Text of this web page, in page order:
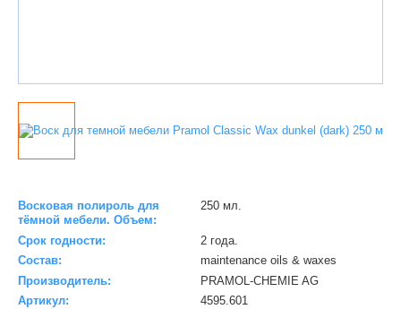
Восковая полироль для
тёмной мебели. Объем:
250 мл.
Срок годности:
2 года.
Состав:
maintenance oils & waxes
Производитель:
PRAMOL-CHEMIE AG
Артикул:
4595.601